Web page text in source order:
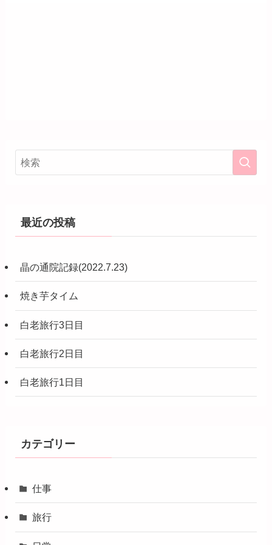
最近の投稿
晶の通院記録(2022.7.23)
焼き芋タイム
白老旅行3日目
白老旅行2日目
白老旅行1日目
カテゴリー
仕事
旅行